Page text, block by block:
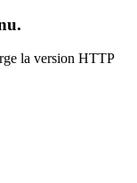
la version HTTP